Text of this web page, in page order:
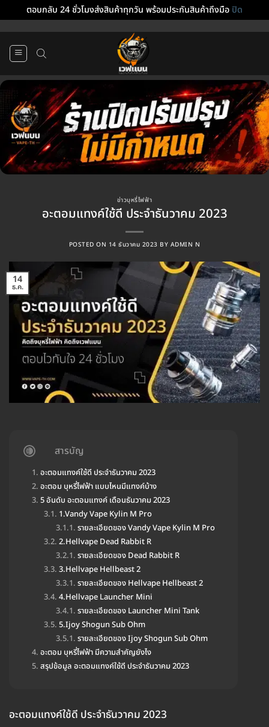
ตอบกลับ 24 ชั่วโมงส่งสินค้าทุกวัน พร้อมประกันสินค้าถึงมือปิด
ข่าวบุหรี่ไฟฟ้า
อะตอมแทงค์ใช้ดี ประจำธันวาคม 2023
POSTED ON 14 ธันวาคม 2023 BY ADMIN N
14
ธ.ค.
สารบัญ
อะตอมแทงค์ใช้ดี ประจำธันวาคม 2023
อะตอม บุหรี่ไฟฟ้า แบบไหนมีแทงค์บ้าง
5 อันดับ อะตอมแทงค์ เดือนธันวาคม 2023
1.Vandy Vape Kylin M Pro
รายละเอียดของ Vandy Vape Kylin M Pro
2.Hellvape Dead Rabbit R
รายละเอียดของ Dead Rabbit R
3.Hellvape Hellbeast 2
รายละเอียดของ Hellvape Hellbeast 2
4.Hellvape Launcher Mini
รายละเอียดของ Launcher Mini Tank
5.Ijoy Shogun Sub Ohm
รายละเอียดของ Ijoy Shogun Sub Ohm
อะตอม บุหรี่ไฟฟ้า มีความสำคัญยังไง
สรุปข้อมูล อะตอมแทงค์ใช้ดี ประจำธันวาคม 2023
อะตอมแทงค์ใช้ดี ประจำธันวาคม 2023